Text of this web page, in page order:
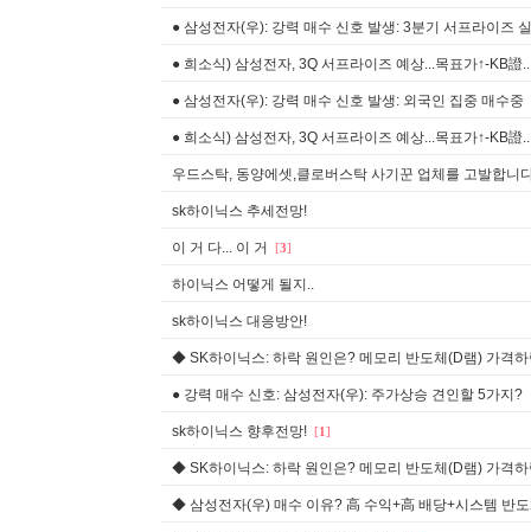
● 삼성전자(우): 강력 매수 신호 발생: 3분기 서프라이즈
● 희소식) 삼성전자, 3Q 서프라이즈 예상...목표가↑-KB證
● 삼성전자(우): 강력 매수 신호 발생: 외국인 집중 매수중
● 희소식) 삼성전자, 3Q 서프라이즈 예상...목표가↑-KB證
우드스탁, 동양에셋,클로버스탁 사기꾼 업체를 고발합니
sk하이닉스 추세전망!
이 거 다... 이 거 [3]
하이닉스 어떻게 될지..
sk하이닉스 대응방안!
◆ SK하이닉스: 하락 원인은? 메모리 반도체(D램) 가격하
● 강력 매수 신호: 삼성전자(우): 주가상승 견인할 5가지?
sk하이닉스 향후전망! [1]
◆ SK하이닉스: 하락 원인은? 메모리 반도체(D램) 가격하
◆ 삼성전자(우) 매수 이유? 高 수익+高 배당+시스템 반도